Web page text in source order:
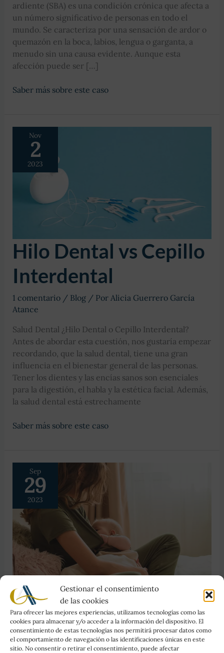
Gestionar el consentimiento
de las cookies
Para ofrecer las mejores experiencias, utilizamos tecnologías como las
cookies para almacenar y/o acceder a la información del dispositivo. El
consentimiento de estas tecnologías nos permitirá procesar datos como
el comportamiento de navegación o las identificaciones únicas en este
sitio. No consentir o retirar el consentimiento, puede afectar
ardiente (SBA) es una condición crónica que afecta a
un número significativo de personas en todo el
mundo. Se caracteriza por una sensación de ardor o
quemazón en la boca, labios, lengua o garganta, a
menudo sin una causa evidente. Aunque esta
afección puede ser […]
Síndrome
boca
ardiente
Saber más sobre este caso
Nov
2
2023
Hilo Dental vs Cepillo
Interdental
1 comentario / Blog/ Por Alicia Guerrero García
Atance
Salud Dental ¿Hilo Dental o Cepillo Interdental?
Antes de abordar esta cuestión, nos gustaría empezar
recordando, que la salud dental, tiene una gran
influencia en el bienestar general de las personas.
Tener los dientes y las encías sanos son esenciales
para la digestión, el habla y la estética facial. Además,
la salud dental está estrechamente
Hilo
Cepillo
Interdental
Saber más sobre este caso
Sep
29
2023
Lactancia y Salud
Bucal de tu Bebé